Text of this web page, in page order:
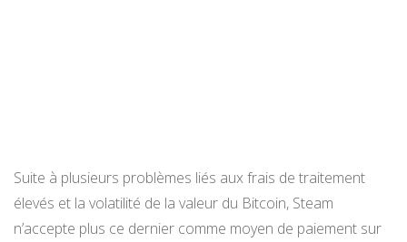
Suite à plusieurs problèmes liés aux frais de traitement
élevés et la volatilité de la valeur du Bitcoin, Steam
n’accepte plus ce dernier comme moyen de paiement sur